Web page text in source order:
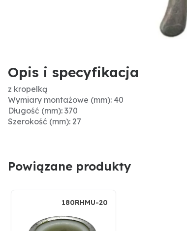
Opis i specyfikacja
z kropelką
Wymiary montażowe (mm): 40
Długość (mm): 370
Szerokość (mm): 27
Powiązane produkty
180RHMU-20